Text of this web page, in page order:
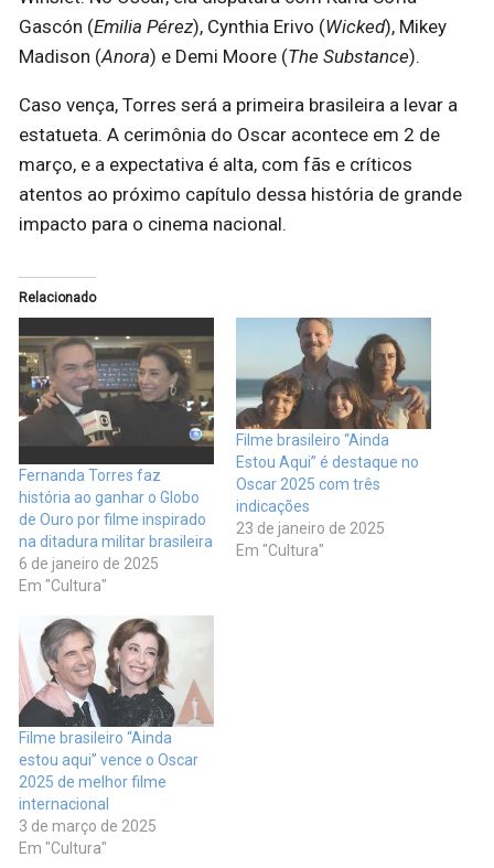
Gascón (Emilia Pérez), Cynthia Erivo (Wicked), Mikey
Madison (Anora) e Demi Moore (The Substance).
Caso vença, Torres será a primeira brasileira a levar a
estatueta. A cerimônia do Oscar acontece em 2 de
março, e a expectativa é alta, com fãs e críticos
atentos ao próximo capítulo dessa história de grande
impacto para o cinema nacional.
Relacionado
Fernanda Torres faz
história ao ganhar o Globo
de Ouro por filme inspirado
na ditadura militar brasileira
6 de janeiro de 2025
Em "Cultura"
Filme brasileiro “Ainda
Estou Aqui” é destaque no
Oscar 2025 com três
indicações
23 de janeiro de 2025
Em "Cultura"
Filme brasileiro “Ainda
estou aqui” vence o Oscar
2025 de melhor filme
internacional
3 de março de 2025
Em "Cultura"